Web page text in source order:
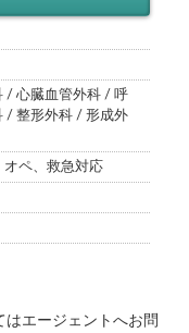
/ 心臓血管外科 / 呼
/ 整形外科 / 形成外
オペ、救急対応
エージェントへお問